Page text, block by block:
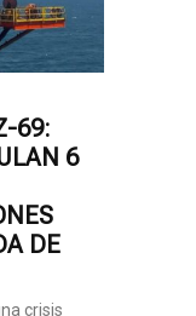
69:
6
DE
crisis